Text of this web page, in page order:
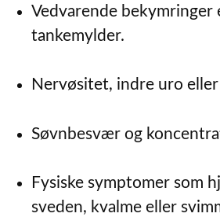
Vedvarende bekymringer
tankemylder.
Nervøsitet, indre uro
Søvnbesvær og
Fysiske symptomer som
sveden, kvalme eller